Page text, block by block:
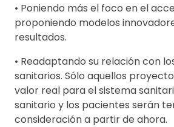
• Poniendo más el foco en el
proponiendo modelos
resultados.
• Readaptando su relación con
sanitarios. Sólo aquellos
valor real para el sistema
sanitario y los pacientes serán
consideración a partir de ahora.